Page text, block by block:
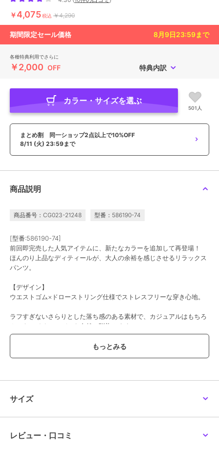
￥4,075税込 ￥4,290
期間限定セール価格 8月9日23:59まで
各種特典利用でさらに
￥2,000 OFF 特典内訳
カラー・サイズを選ぶ
501人
まとめ割 同一ショップ2点以上で10%OFF
8/11 (火) 23:59まで
商品説明
商品番号：CG023-21248 型番：586190-74
[型番:586190-74]
前回即完売した人気アイテムに、新たなカラーを追加して再登場！
ほんのり上品なディティールが、大人の余裕を感じさせるリラックス
パンツ。
【デザイン】
ウエストゴム×ドローストリング仕様でストレスフリーな穿き心地。
ラフすぎないさらりとした落ち感のある素材で、カジュアルはもちろ
ん、キレイめコーデにも自然に馴染みます。
ドロストリボンの先端にあしらったメタルチップが、さりげなく洗練
されたアクセントに。
人気のブラック、サックス、グレージュは再登場。
新色はモカに加えて、ブラウン×ブラックドット柄が登場。
す。
サイズ
レビュー・口コミ